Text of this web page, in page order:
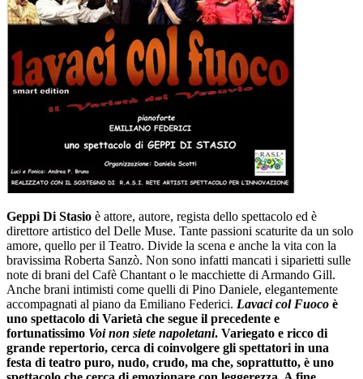
Geppi Di Stasio è attore, autore, regista dello spettacolo ed è
direttore artistico del Delle Muse. Tante passioni scaturite da un solo
amore, quello per il Teatro. Divide la scena e anche la vita con la
bravissima Roberta Sanzò. Non sono infatti mancati i siparietti sulle
note di brani del Cafè Chantant o le macchiette di Armando Gill.
Anche brani intimisti come quelli di Pino Daniele, elegantemente
accompagnati al piano da Emiliano Federici. Lavaci col Fuoco è
uno spettacolo di Varietà che segue il precedente e
fortunatissimo Voi non siete napoletani. Variegato e ricco di
grande repertorio, cerca di coinvolgere gli spettatori in una
festa di teatro puro, nudo, crudo, ma che, soprattutto, è uno